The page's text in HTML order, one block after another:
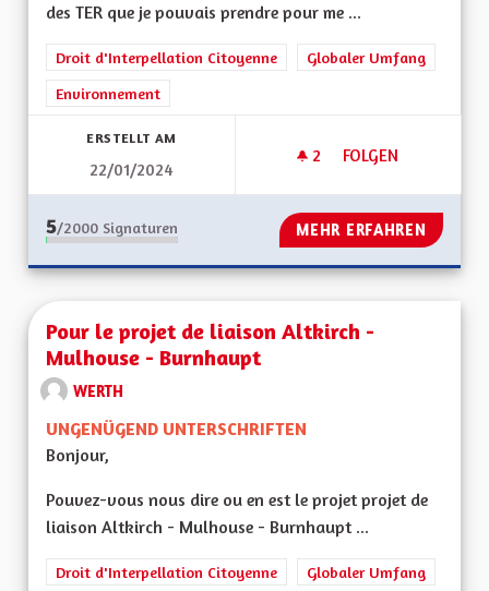
des TER que je pouvais prendre pour me ...
Droit d'Interpellation Citoyenne
Globaler Umfang
Environnement
ERSTELLT AM
22/01/2024
2 2 FOLLOWER
FOLGEN
MOBILITÉS
5/2000 Signaturen MEHR ERFAHREN
Pour le projet de liaison Altkirch -
Mulhouse - Burnhaupt
WERTH
UNGENÜGEND UNTERSCHRIFTEN
Bonjour,
Pouvez-vous nous dire ou en est le projet projet de
liaison Altkirch - Mulhouse - Burnhaupt ...
Droit d'Interpellation Citoyenne Globaler Umfang